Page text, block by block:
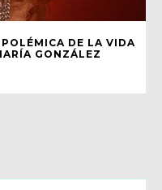
POLÉMICA DE LA VIDA
GONZÁLEZ